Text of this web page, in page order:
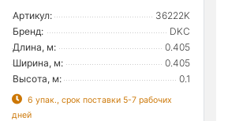
Артикул:
36222K
Бренд:
DKC
Длина, м:
0.405
Ширина, м:
0.405
Высота, м:
0.1
6 упак., срок поставки 5-7 рабочих
дней